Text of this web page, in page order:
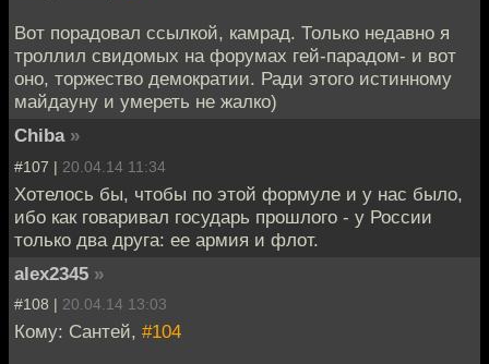
Вот порадовал ссылкой, камрад. Только недавно я
троллил свидомых на форумах гей-парадом- и вот
оно, торжество демократии. Ради этого истинному
майдауну и умереть не жалко)
Chiba »
#107 | 20.04.14 11:34
Хотелось бы, чтобы по этой формуле и у нас было,
ибо как говаривал государь прошлого - у России
только два друга: ее армия и флот.
alex2345 »
#108 | 20.04.14 13:03
Кому: Сантей, #104